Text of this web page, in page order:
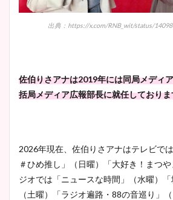
出典：https://x.com/RNB_wit/status/
佐伯りさアナは2019年には同局メディ
括局メディア広報部長に就任しており
2026年現在、佐伯りさアナはテレビで
＃ひめ推し」（日曜）「大好き！まつ
ジオでは「ニュースな時間」（水曜）「
（土曜）「ラジオ遍路・88の音巡り」